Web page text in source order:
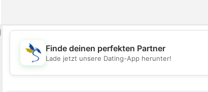
Finde deinen perfekten Partner
Lade jetzt unsere Dating-App herunter!